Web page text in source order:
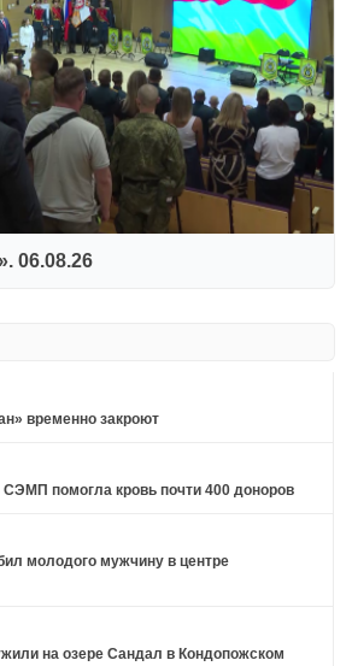
06.08.26
временно закроют
помогла кровь почти 400 доноров
молодого мужчину в центре
на озере Сандал в Кондопожском